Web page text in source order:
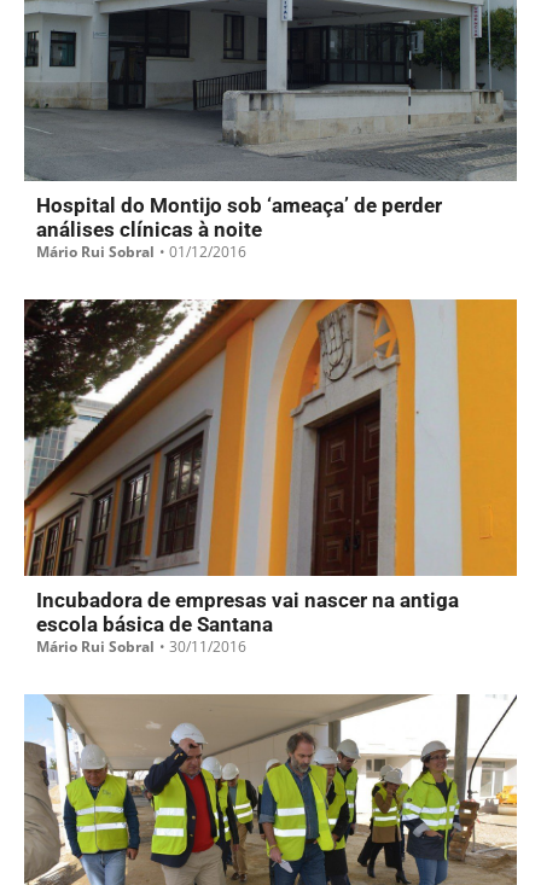
Hospital do Montijo sob ‘ameaça’ de perder
análises clínicas à noite
Mário Rui Sobral • 01/12/2016
Incubadora de empresas vai nascer na antiga
escola básica de Santana
Mário Rui Sobral • 30/11/2016